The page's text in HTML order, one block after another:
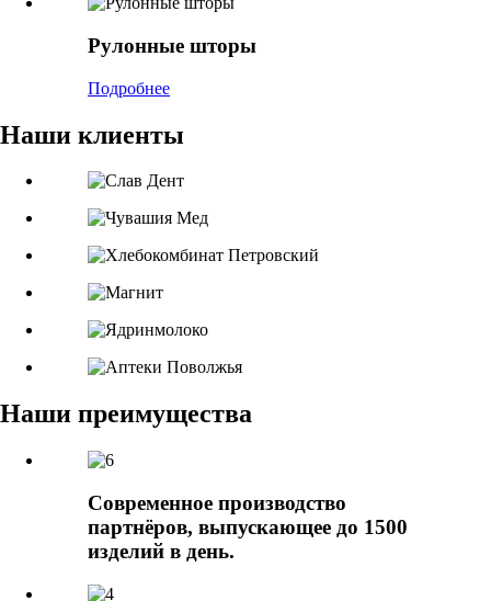
Рулонные шторы
Подробнее
Наши клиенты
Наши преимущества
Современное производство
партнёров, выпускающее до 1500
изделий в день.